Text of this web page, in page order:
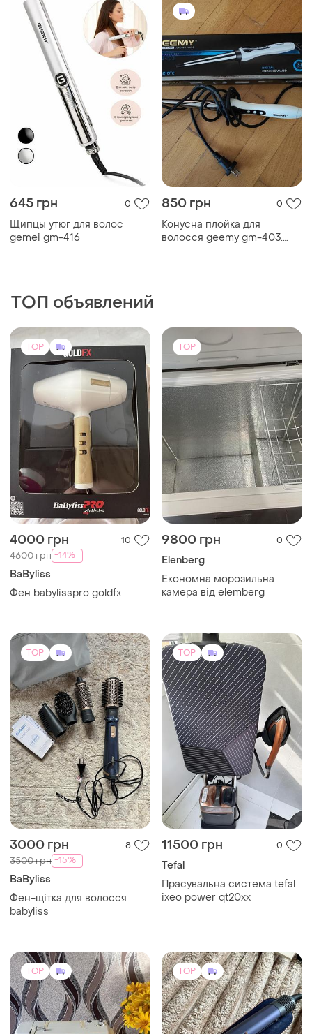
645 грн 0
Щипцы утюг для волос
gemei gm-416
850 грн 0
Конусна плойка для
волосся geemy gm-403.
ТОП объявлений
TOP
4000 грн 10
4600 грн -14%
BaByliss
Фен babylisspro goldfx
TOP
9800 грн 0
Elenberg
Економна морозильна
камера від elemberg
TOP
3000 грн 8
3500 грн -15%
BaByliss
Фен-щітка для волосся
babyliss
TOP
11500 грн 0
Tefal
Прасувальна система tefal
ixeo power qt20xx
TOP TOP